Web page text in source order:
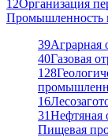
12Организация
Промышленность
39Аграрная
40Газовая
128
16
31Нефтяная
Пищевая